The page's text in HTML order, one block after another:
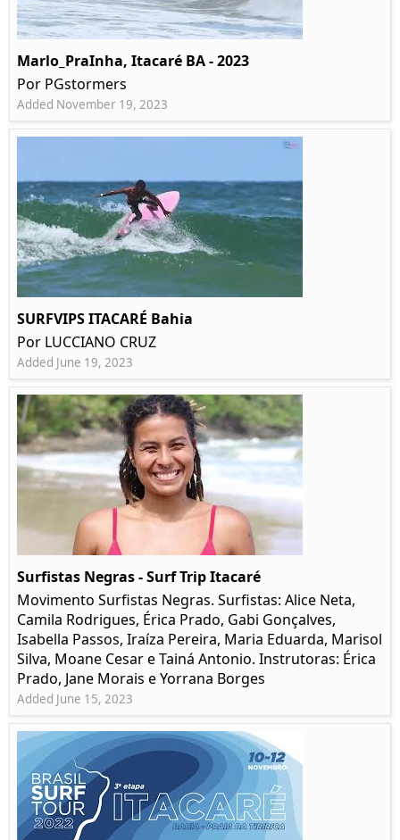
Marlo_PraInha, Itacaré BA - 2023
Por PGstormers
Added November 19, 2023
SURFVIPS ITACARÉ Bahia
Por LUCCIANO CRUZ
Added June 19, 2023
Surfistas Negras - Surf Trip Itacaré
Movimento Surfistas Negras. Surfistas: Alice Neta,
Camila Rodrigues, Érica Prado, Gabi Gonçalves,
Isabella Passos, Iraíza Pereira, Maria Eduarda, Marisol
Silva, Moane Cesar e Tainá Antonio. Instrutoras: Érica
Prado, Jane Morais e Yorrana Borges
Added June 15, 2023